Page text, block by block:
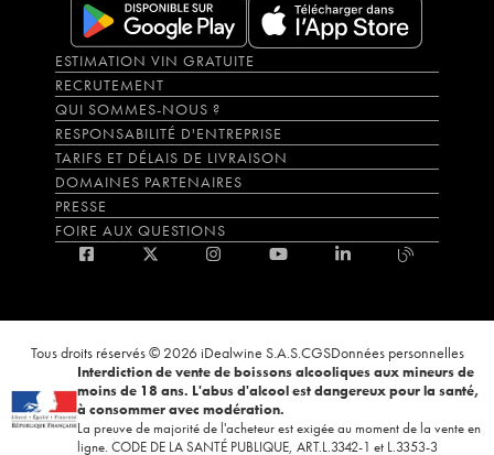
ESTIMATION VIN GRATUITE
RECRUTEMENT
QUI SOMMES-NOUS ?
RESPONSABILITÉ D'ENTREPRISE
TARIFS ET DÉLAIS DE LIVRAISON
DOMAINES PARTENAIRES
PRESSE
FOIRE AUX QUESTIONS
Tous droits réservés © 2026 iDealwine S.A.S.CGSDonnées personnelles
Interdiction de vente de boissons alcooliques aux mineurs de
moins de 18 ans. L'abus d'alcool est dangereux pour la santé,
à consommer avec modération.
La preuve de majorité de l'acheteur est exigée au moment de la vente en
ligne. CODE DE LA SANTÉ PUBLIQUE, ART.L.3342-1 et L.3353-3